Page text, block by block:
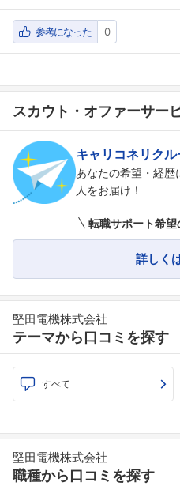
フォロ
こちらの企業もフ
参考になった 0
スカウト・オファーサー
キャリコネリク
あなたの希望・経
人をお届け！
転職サポート希
詳しく
堅田電機株式会社
テーマから口コミを探す
すべて
堅田電機株式会社
職種から口コミを探す